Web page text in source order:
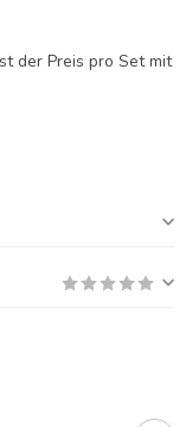
der Preis pro Set mit